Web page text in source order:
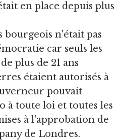
en place depuis plus
bourgeois n'était pas
car seuls les
plus de 21 ans
étaient autorisés à
pouvait
à toute loi et toutes les
à l'approbation de
de Londres.